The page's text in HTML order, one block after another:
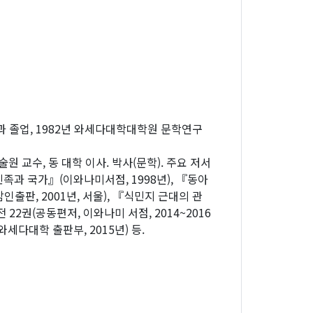
졸업, 1982년 와세다대학대학원 문학연구
교수, 동 대학 이사. 박사(문학). 주요 저서
과 국가』(이와나미서점, 1998년), 『동아
출판, 2001년, 서울), 『식민지 근대의 관
22권(공동편저, 이와나미 서점, 2014~2016
세다대학 출판부, 2015년) 등.